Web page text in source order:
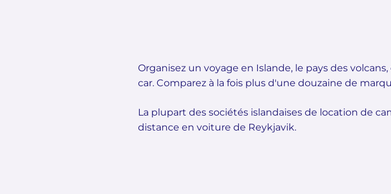
Organisez un voyage en Islande, le pays des
car. Comparez à la fois plus d'une douzaine de
La plupart des sociétés islandaises de location de
distance en voiture de Reykjavik.